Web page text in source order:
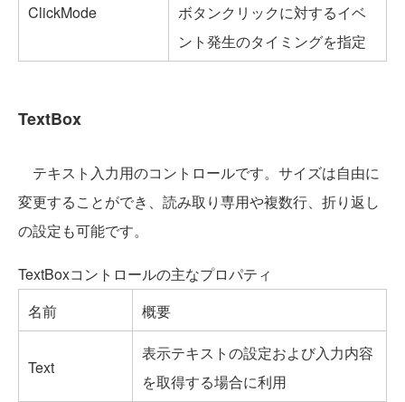
ClickMode
ボタンクリックに対するイベ
ント発生のタイミングを指定
TextBox
テキスト入力用のコントロールです。サイズは自由に
変更することができ、読み取り専用や複数行、折り返し
の設定も可能です。
TextBoxコントロールの主なプロパティ
名前
概要
Text
表示テキストの設定および入力内容
を取得する場合に利用